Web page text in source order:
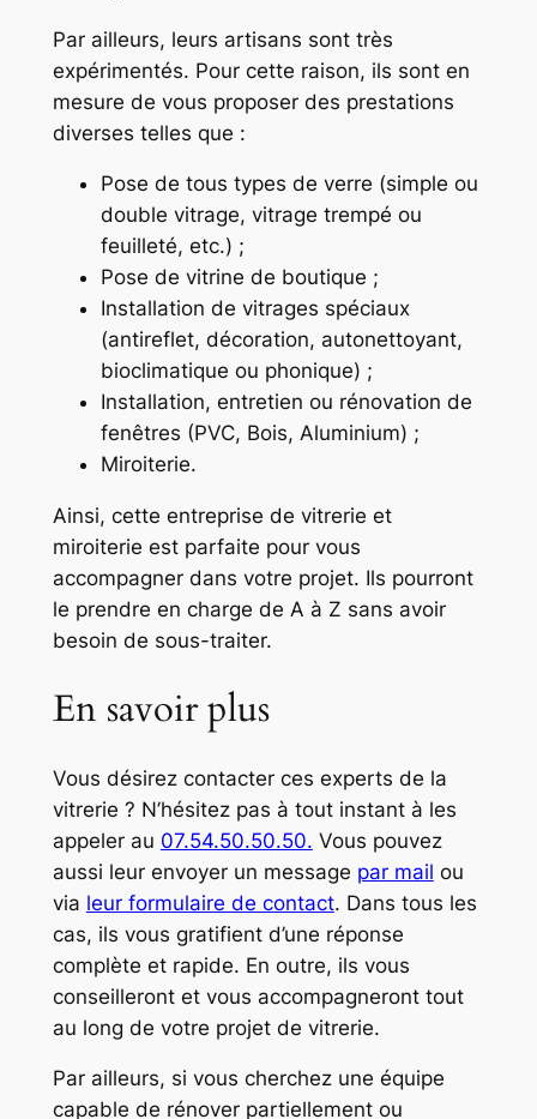
Par ailleurs, leurs artisans sont très
expérimentés. Pour cette raison, ils sont en
mesure de vous proposer des prestations
diverses telles que :
Pose de tous types de verre (simple ou
double vitrage, vitrage trempé ou
feuilleté, etc.) ;
Pose de vitrine de boutique ;
Installation de vitrages spéciaux
(antireflet, décoration, autonettoyant,
bioclimatique ou phonique) ;
Installation, entretien ou rénovation de
fenêtres (PVC, Bois, Aluminium) ;
Miroiterie.
Ainsi, cette entreprise de vitrerie et
miroiterie est parfaite pour vous
accompagner dans votre projet. Ils pourront
le prendre en charge de A à Z sans avoir
besoin de sous-traiter.
En savoir plus
Vous désirez contacter ces experts de la
vitrerie ? N’hésitez pas à tout instant à les
appeler au 07.54.50.50.50. Vous pouvez
aussi leur envoyer un message par mail ou
via leur formulaire de contact. Dans tous les
cas, ils vous gratifient d’une réponse
complète et rapide. En outre, ils vous
conseilleront et vous accompagneront tout
au long de votre projet de vitrerie.
Par ailleurs, si vous cherchez une équipe
capable de rénover partiellement ou